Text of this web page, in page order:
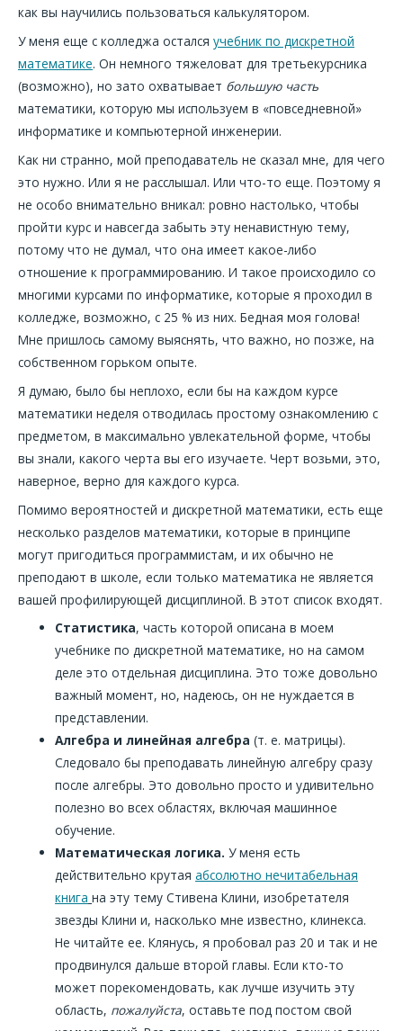
как вы научились пользоваться калькулятором.
У меня еще с колледжа остался учебник по дискретной
математике. Он немного тяжеловат для третьекурсника
(возможно), но зато охватывает большую часть
математики, которую мы используем в «повседневной»
информатике и компьютерной инженерии.
Как ни странно, мой преподаватель не сказал мне, для чего
это нужно. Или я не расслышал. Или что-то еще. Поэтому я
не особо внимательно вникал: ровно настолько, чтобы
пройти курс и навсегда забыть эту ненавистную тему,
потому что не думал, что она имеет какое-либо
отношение к программированию. И такое происходило со
многими курсами по информатике, которые я проходил в
колледже, возможно, с 25 % из них. Бедная моя голова!
Мне пришлось самому выяснять, что важно, но позже, на
собственном горьком опыте.
Я думаю, было бы неплохо, если бы на каждом курсе
математики неделя отводилась простому ознакомлению с
предметом, в максимально увлекательной форме, чтобы
вы знали, какого черта вы его изучаете. Черт возьми, это,
наверное, верно для каждого курса.
Помимо вероятностей и дискретной математики, есть еще
несколько разделов математики, которые в принципе
могут пригодиться программистам, и их обычно не
преподают в школе, если только математика не является
вашей профилирующей дисциплиной. В этот список входят.
Статистика, часть которой описана в моем
учебнике по дискретной математике, но на самом
деле это отдельная дисциплина. Это тоже довольно
важный момент, но, надеюсь, он не нуждается в
представлении.
Алгебра и линейная алгебра(т. е. матрицы).
Следовало бы преподавать линейную алгебру сразу
после алгебры. Это довольно просто и удивительно
полезно во всех областях, включая машинное
обучение.
Математическая логика. У меня есть
действительно крутаяабсолютно нечитабельная
книга на эту тему Стивена Клини, изобретателя
звезды Клини и, насколько мне известно, клинекса.
Не читайте ее. Клянусь, я пробовал раз 20 и так и не
продвинулся дальше второй главы. Если кто-то
может порекомендовать, как лучше изучить эту
область, пожалуйста, оставьте под постом свой